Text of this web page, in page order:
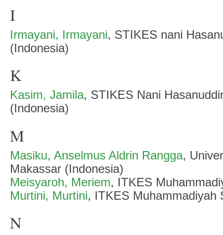
I
Irmayani, Irmayani, STIKES nani
(Indonesia)
K
Kasim, Jamila, STIKES Nani
(Indonesia)
M
Masiku, Anselmus Aldrin Rangga,
Makassar (Indonesia)
Meisyaroh, Meriem, ITKES
Murtini, Murtini, ITKES Muhammadiyah
N